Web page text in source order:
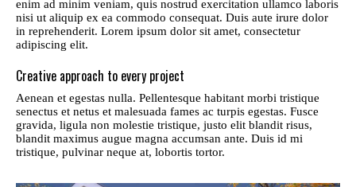
enim ad minim veniam, quis nostrud exercitation ullamco laboris
nisi ut aliquip ex ea commodo consequat. Duis aute irure dolor
in reprehenderit. Lorem ipsum dolor sit amet, consectetur
adipiscing elit.
Creative approach to every project
Aenean et egestas nulla. Pellentesque habitant morbi tristique
senectus et netus et malesuada fames ac turpis egestas. Fusce
gravida, ligula non molestie tristique, justo elit blandit risus,
blandit maximus augue magna accumsan ante. Duis id mi
tristique, pulvinar neque at, lobortis tortor.